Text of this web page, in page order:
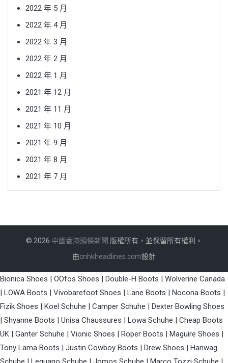
2022 年 5 月
2022 年 4 月
2022 年 3 月
2022 年 2 月
2022 年 1 月
2021 年 12 月
2021 年 11 月
2021 年 10 月
2021 年 9 月
2021 年 8 月
2021 年 7 月
© 2026 中國香港頭條新聞 版權所有，並保留所有權利。
由cnhkheadlines.com設計
Bionica Shoes | OOfos Shoes | Double-H Boots | Wolverine Canada
| LOWA Boots | Vivobarefoot Shoes | Lane Boots | Nocona Boots |
Fizik Shoes | Koel Schuhe | Camper Schuhe | Dexter Bowling Shoes
| Shyanne Boots | Unisa Chaussures | Lowa Schuhe | Cheap Boots
UK | Ganter Schuhe | Vionic Shoes | Roper Boots | Maguire Shoes |
Tony Lama Boots | Justin Cowboy Boots | Drew Shoes | Hanwag